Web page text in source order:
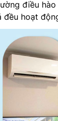
điều
đều hoạt